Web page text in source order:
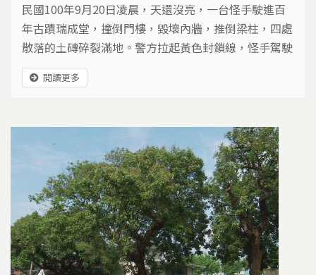
民國100年9月20日凌晨，天還沒亮，一台怪手駛進百
年古蹟瑞成堂，撞倒門樓，毀壞內牆，推倒梁柱，四處
散落的土磚碎裂滿地。警方拉起黃色封鎖線，怪手駕駛
者早已逃逸無蹤，現場只遺留下這台怪手，大家都在找
兇手到底是誰？
閱讀更多